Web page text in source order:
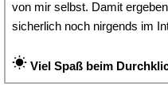
von mir selbst. Damit
sicherlich noch nirgends im
Viel Spaß beim